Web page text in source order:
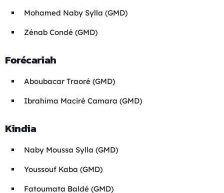
Mohamed Naby Sylla (GMD)
Zénab Condé (GMD)
Forécariah
Aboubacar Traoré (GMD)
Ibrahima Maciré Camara (GMD)
Kindia
Naby Moussa Sylla (GMD)
Youssouf Kaba (GMD)
Fatoumata Baldé (GMD)